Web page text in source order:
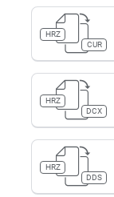
HRZ
CUR
HRZ
DCX
HRZ
DDS